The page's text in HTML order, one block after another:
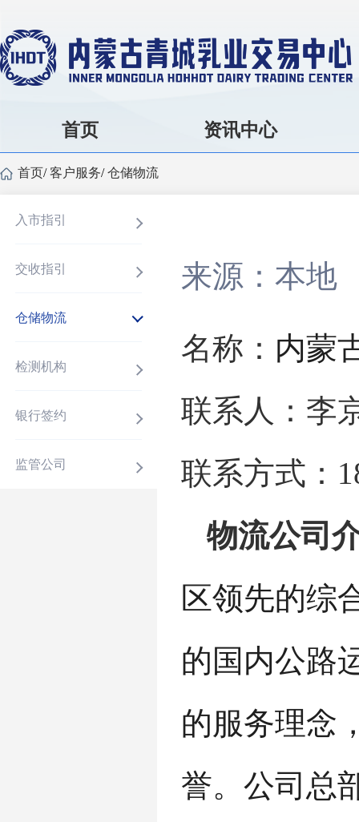
首页 资讯中心
首页/客户服务/仓储物流
入市指引
交收指引
仓储物流
检测机构
银行签约
监管公司
来源：本地
名称： 内蒙
联系人：李
联系方式：
物流公司
区领先的综
的国内公路
的服务理念
誉。公司总